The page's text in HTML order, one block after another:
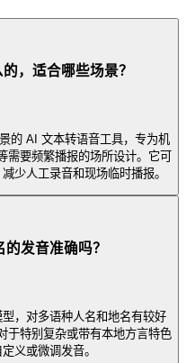
，适合哪些场景？
的 AI 文本转语音工具，专为机
要频繁播报的场所设计。它可
少人工录音和现场临时播报。
发音准确吗？
，对多语种人名和地名有较好
于特别复杂或带有本地方言特色
义或微调发音。